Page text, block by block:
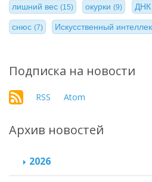
лишний вес (15) окурки(9) ДНК
снюс (7) Искусственный
Подписка на новости
RSS Atom
Архив новостей
2026